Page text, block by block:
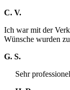
C. V.
Ich war mit der
Wünsche wurden
G. S.
Sehr